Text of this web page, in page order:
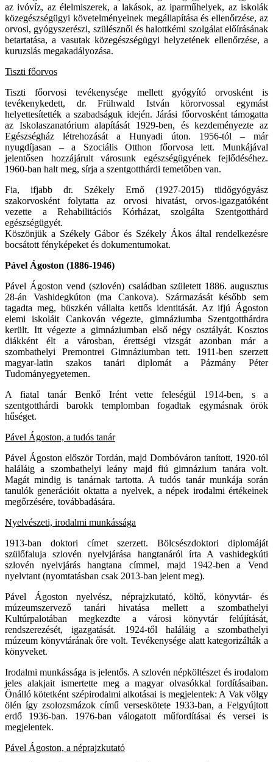
az ivóvíz, az élelmiszerek, a lakások, az iparműhelyek, az iskolák
közegészségügyi követelményeinek megállapítása és ellenőrzése, az
orvosi, gyógyszerészi, szülésznői és halottkémi szolgálat előírásának
betartatása, a vasutak közegészségügyi helyzetének ellenőrzése, a
kuruzslás megakadályozása.
Tiszti főorvos
Tiszti főorvosi tevékenysége mellett gyógyító orvosként is
tevékenykedett, dr. Frühwald István körorvossal egymást
helyettesítették a szabadságuk idején. Járási főorvosként támogatta
az Iskolaszanatórium alapítását 1929-ben, és kezdeményezte az
Egészségház létrehozását a Hunyadi úton. 1956-tól – már
nyugdíjasan – a Szociális Otthon főorvosa lett. Munkájával
jelentősen hozzájárult városunk egészségügyének fejlődéséhez.
1960-ban halt meg, sírja a szentgotthárdi temetőben van.
Fia, ifjabb dr. Székely Ernő (1927-2015) tüdőgyógyász
szakorvosként folytatta az orvosi hivatást, orvos-igazgatóként
vezette a Rehabilitációs Kórházat, szolgálta Szentgotthárd
egészségügyét.
Köszönjük a Székely Gábor és Székely Ákos által rendelkezésre
bocsátott fényképeket és dokumentumokat.
Pável Ágoston (1886-1946)
Pável Ágoston vend (szlovén) családban született 1886. augusztus
28-án Vashidegkúton (ma Cankova). Származását később sem
tagadta meg, büszkén vállalta kettős identitását. Az ifjú Ágoston
elemi iskoláit Cankován végezte, gimnáziumba Szentgotthárdra
került. Itt végezte a gimnáziumban első négy osztályát. Kosztos
diákként élt a városban, érettségi vizsgát azonban már a
szombathelyi Premontrei Gimnáziumban tett. 1911-ben szerzett
magyar-latin szakos tanári diplomát a Pázmány Péter
Tudományegyetemen.
A fiatal tanár Benkő Irént vette feleségül 1914-ben, s a
szentgotthárdi barokk templomban fogadtak egymásnak örök
hűséget.
Pável Ágoston, a tudós tanár
Pável Ágoston először Tordán, majd Dombóváron tanított, 1920-tól
haláláig a szombathelyi leány majd fiú gimnázium tanára volt.
Magát mindig is tanárnak tartotta. A tudós tanár munkája során
tanulók generációit oktatta a nyelvek, a népek irodalmi értékeinek
megőrzésére, továbbadására.
Nyelvészeti, irodalmi munkássága
1913-ban doktori címet szerzett. Bölcsészdoktori diplomáját
szülőfaluja szlovén nyelvjárása hangtanáról írta A vashidegkúti
szlovén nyelvjárás hangtana címmel, majd 1942-ben a Vend
nyelvtant (nyomtatásban csak 2013-ban jelent meg).
Pável Ágoston nyelvész, néprajzkutató, költő, könyvtár- és
múzeumszervező tanári hivatása mellett a szombathelyi
Kultúrpalotában megkezdte a városi könyvtár felújítását,
rendszerezését, igazgatását. 1924-től haláláig a szombathelyi
múzeum könyvtárának őre volt. Tevékenysége alatt kategorizálták a
könyveket.
Irodalmi munkássága is jelentős. A szlovén népköltészet és irodalom
jeles alakjait ismertette meg a magyar olvasókkal fordításaiban.
Önálló kötetként szépirodalmi alkotásai is megjelentek: A Vak völgy
ölén így zsolozsmázok című verseskötete 1933-ban, a Felgyújtott
erdő 1936-ban. 1976-ban válogatott műfordításai és versei is
megjelentek.
Pável Ágoston, a néprajzkutató